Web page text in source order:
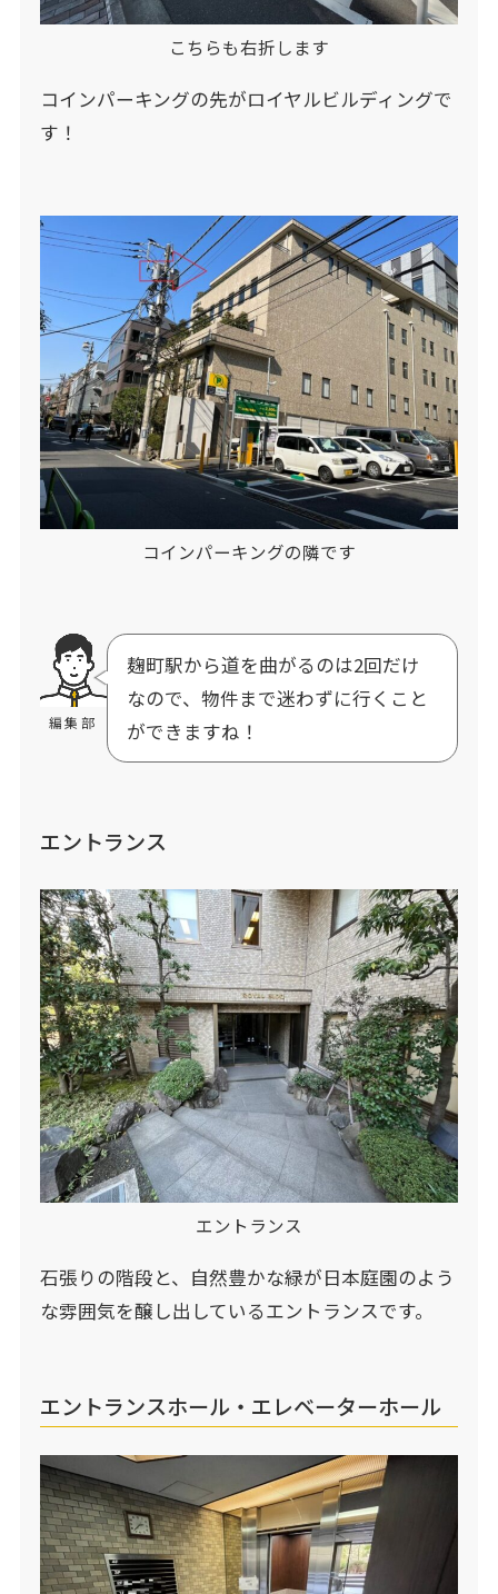
こちらも右折します
コインパーキングの先がロイヤルビルディングで
す！
コインパーキングの隣です
編集部
麹町駅から道を曲がるのは2回だけ
なので、物件まで迷わずに行くこと
ができますね！
エントランス
エントランス
石張りの階段と、自然豊かな緑が日本庭園のよう
な雰囲気を醸し出しているエントランスです。
エントランスホール・エレベーターホール